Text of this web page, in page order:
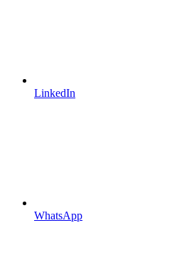
LinkedIn
WhatsApp